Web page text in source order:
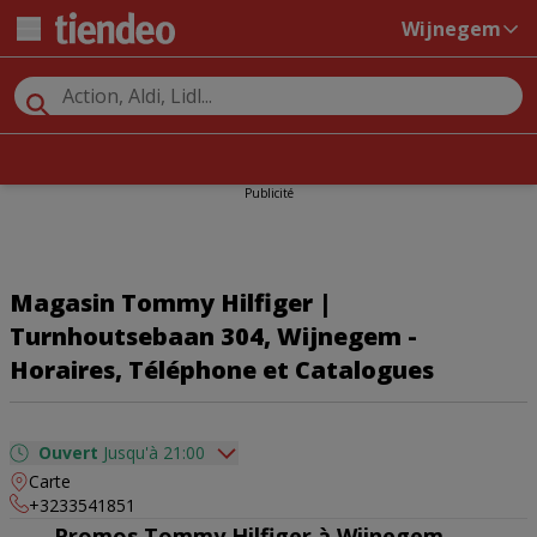
Wijnegem
Publicité
Magasin Tommy Hilfiger |
Turnhoutsebaan 304, Wijnegem -
Horaires, Téléphone et Catalogues
Ouvert Jusqu'à 21:00
dimanche
lundi
Carte
+3233541851